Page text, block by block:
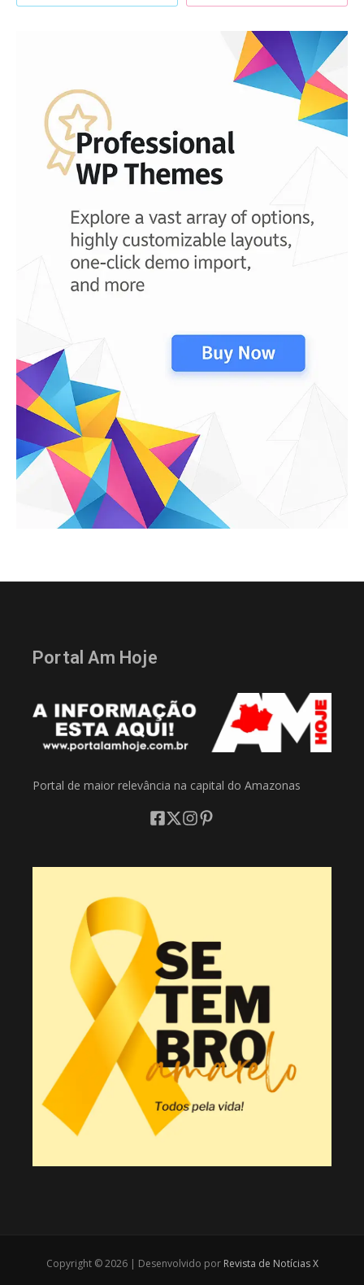
Portal Am Hoje
Portal de maior relevância na capital do Amazonas
Copyright © 2026 | Desenvolvido por Revista de Notícias X